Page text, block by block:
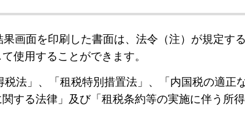
果画面を印刷した書面は、法令（注）が規定す
使用することができます。
税法」、「租税特別措置法」、「内国税の適
する法律」及び「租税条約等の実施に伴う所